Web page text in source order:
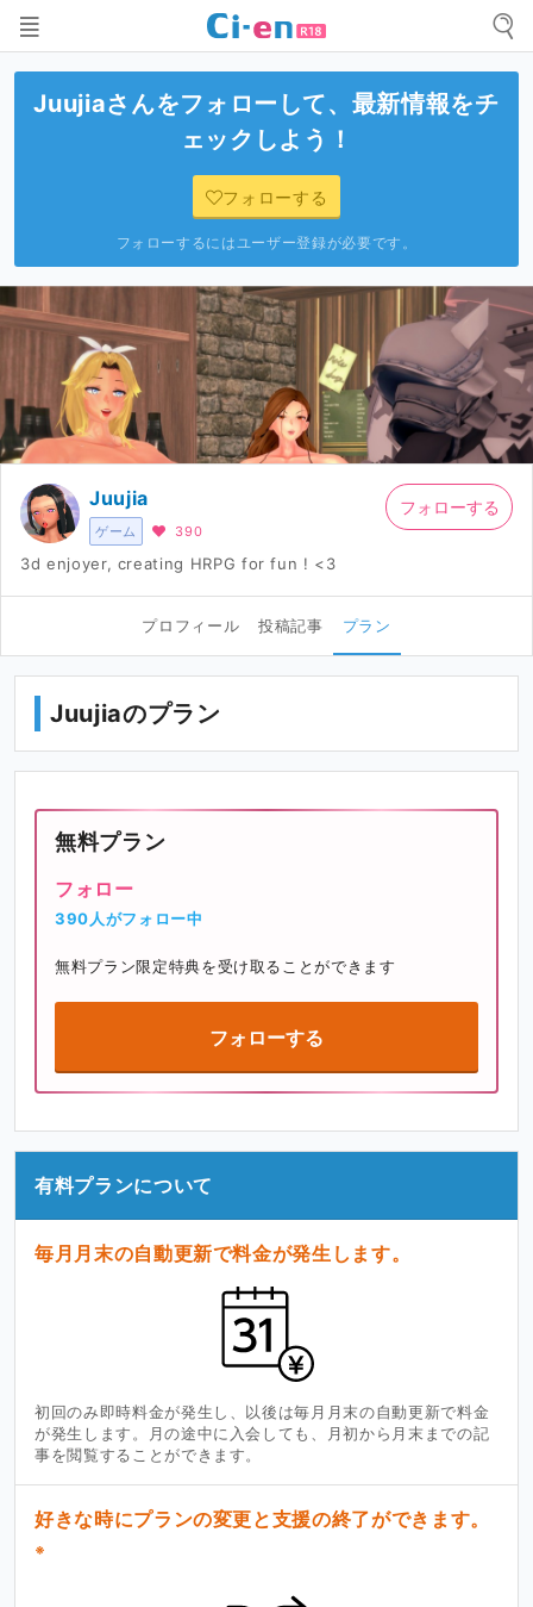
Juujiaさんをフォローして、最新情報をチ
ェックしよう！
フォローする
フォローするにはユーザー登録が必要です。
ゲーム
Juujia
390
3d enjoyer, creating HRPG for fun ! <3
フォローする
プロフィール 投稿記事 プラン
Juujiaのプラン
無料プラン
フォロー
390人がフォロー中
無料プラン限定特典を受け取ることができます
フォローする
有料プランについて
毎月月末の自動更新で料金が発生します。
初回のみ即時料金が発生し、以後は毎月月末の自動更新で料金
が発生します。月の途中に入会しても、月初から月末までの記
事を閲覧することができます。
好きな時にプランの変更と支援の終了ができます。
※